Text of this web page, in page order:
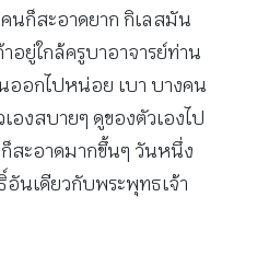
นก็สะอาดยาก กิเลสมัน
อยู่ใกล้ครูบาอาจารย์ท่าน
ออกไปหน่อย เบา บางคน
องสบายๆ ดูของตัวเองไป
สะอาดมากขึ้นๆ วันหนึ่ง
นเดียวกับพระพุทธเจ้า